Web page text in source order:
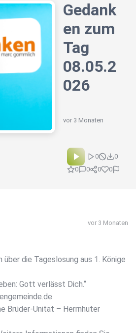
Gedank
en zum
Tag
08.05.2
026
vor 3 Monaten
0
0
0
0 0 0
vor 3 Monaten
über die Tageslosung aus 1. Könige
Gott verlässt Dich.“
Brüder-Unität – Herrnhuter